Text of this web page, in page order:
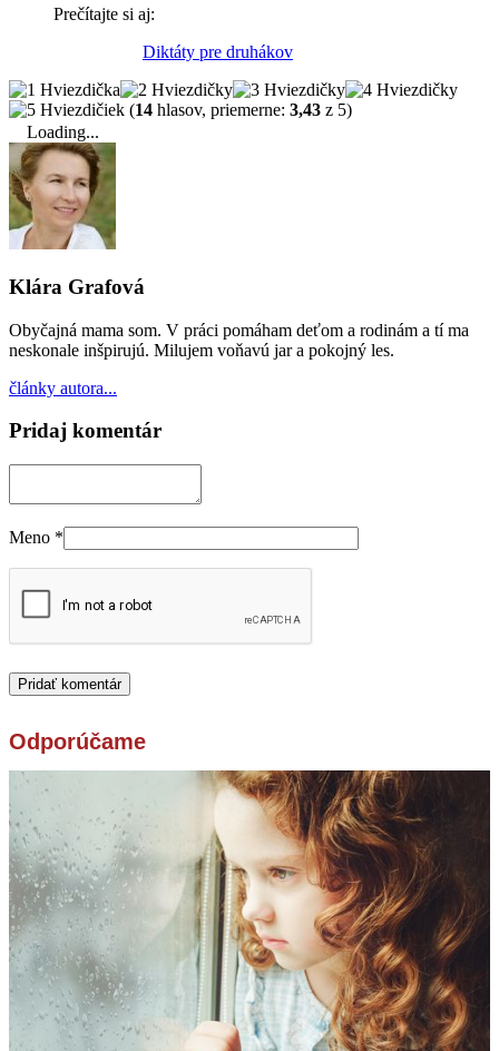
Prečítajte si aj:
Diktáty pre druhákov
(14 hlasov, priemerne: 3,43 z 5)
Loading...
Klára Grafová
Obyčajná mama som. V práci pomáham deťom a rodinám a tí ma
neskonale inšpirujú. Milujem voňavú jar a pokojný les.
články autora...
Pridaj komentár
Meno *
Odporúčame